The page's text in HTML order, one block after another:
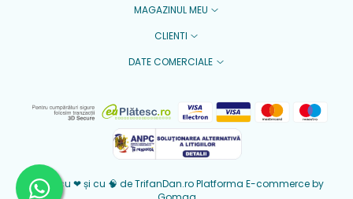
MAGAZINUL MEU
CLIENTI
DATE COMERCIALE
Creat cu ❤ și cu 🧠 de TrifanDan.roPlatforma E-commerce by